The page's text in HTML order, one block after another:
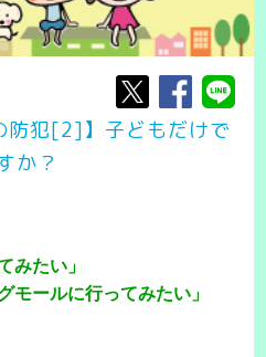
防犯[2]】子どもだけで
か？
みたい」
モールに行ってみたい」